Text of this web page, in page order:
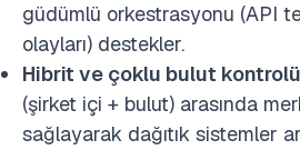
güdümlü orkestrasyonu (API
olayları) destekler.
Hibrit ve çoklu bulut
(şirket içi + bulut) arasında
sağlayarak dağıtık sistemler